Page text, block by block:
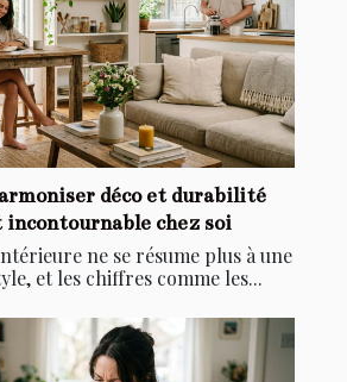
déco et durabilité
incontournable chez soi
ne se résume plus à une
et les chiffres comme les...